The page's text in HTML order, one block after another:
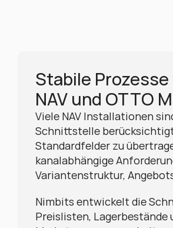
Stabile
NAV und OTTO
Viele NAV Installationen
Schnittstelle
Standardfelder zu
kanalabhängige
Variantenstruktur,
Nimbits entwickelt die
Preislisten, Lagerbestände